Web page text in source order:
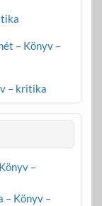
– Könyv –
– kritika
–
– Könyv –